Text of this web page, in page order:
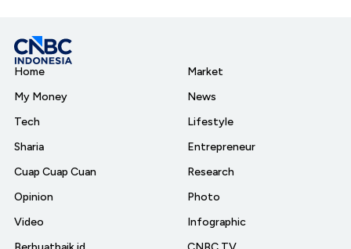
Home
My Money
Tech
Sharia
Cuap Cuap Cuan
Opinion
Video
Market
News
Lifestyle
Entrepreneur
Research
Photo
Infographic